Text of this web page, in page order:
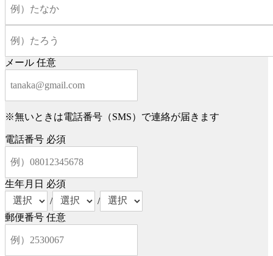
メール 任意
※無いときは電話番号（SMS）で連絡が届きます
電話番号 必須
生年月日 必須
/
/
郵便番号 任意